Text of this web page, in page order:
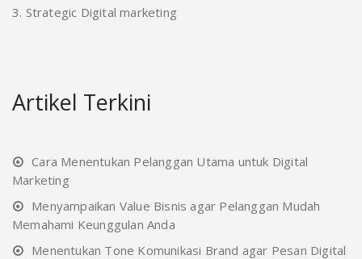
3. Strategic Digital marketing
Artikel Terkini
Cara Menentukan Pelanggan Utama untuk Digital
Marketing
Menyampaikan Value Bisnis agar Pelanggan Mudah
Memahami Keunggulan Anda
Menentukan Tone Komunikasi Brand agar Pesan Digital